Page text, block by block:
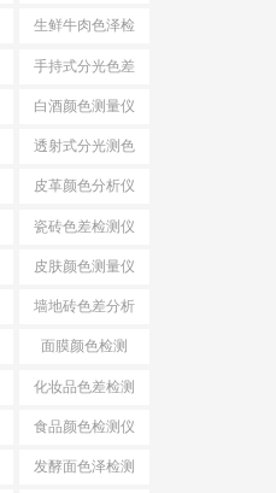
生鲜牛肉色泽检
测仪
手持式分光色差
仪
白酒颜色测量仪
透射式分光测色
仪
皮革颜色分析仪
瓷砖色差检测仪
皮肤颜色测量仪
墙地砖色差分析
仪
面膜颜色检测
化妆品色差检测
仪
食品颜色检测仪
发酵面色泽检测